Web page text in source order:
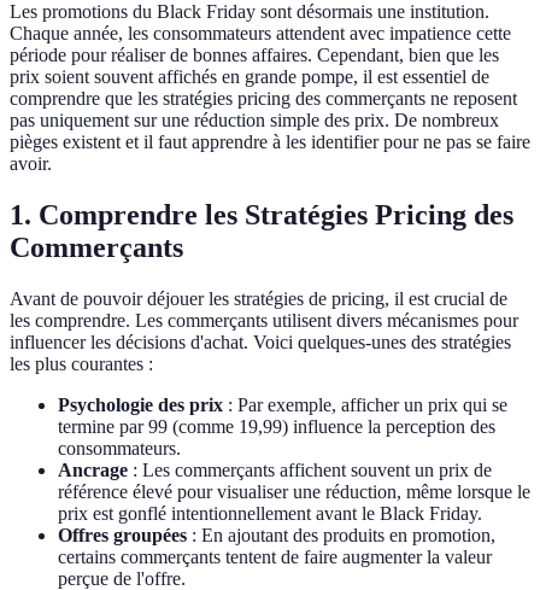
Les promotions du Black Friday sont désormais une institution.
Chaque année, les consommateurs attendent avec impatience cette
période pour réaliser de bonnes affaires. Cependant, bien que les
prix soient souvent affichés en grande pompe, il est essentiel de
comprendre que les stratégies pricing des commerçants ne reposent
pas uniquement sur une réduction simple des prix. De nombreux
pièges existent et il faut apprendre à les identifier pour ne pas se faire
avoir.
1. Comprendre les Stratégies Pricing des
Commerçants
Avant de pouvoir déjouer les stratégies de pricing, il est crucial de
les comprendre. Les commerçants utilisent divers mécanismes pour
influencer les décisions d'achat. Voici quelques-unes des stratégies
les plus courantes :
Psychologie des prix : Par exemple, afficher un prix qui se
termine par 99 (comme 19,99) influence la perception des
consommateurs.
Ancrage : Les commerçants affichent souvent un prix de
référence élevé pour visualiser une réduction, même lorsque le
prix est gonflé intentionnellement avant le Black Friday.
Offres groupées : En ajoutant des produits en promotion,
certains commerçants tentent de faire augmenter la valeur
perçue de l'offre.